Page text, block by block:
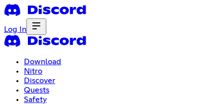
Log In
Download
Nitro
Discover
Quests
Safety